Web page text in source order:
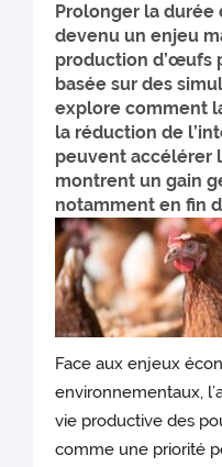
Prolonger la durée
devenu un enjeu
production d’œufs
basée sur des
explore comment
la réduction de
peuvent accélérer
montrent un gain
notamment en fin
Face aux enjeux
environnementaux,
vie productive des
comme une priorité